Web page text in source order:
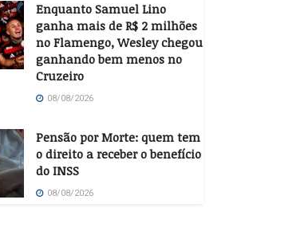
Enquanto Samuel Lino
ganha mais de R$ 2 milhões
no Flamengo, Wesley chegou
ganhando bem menos no
Cruzeiro
08/08/2026
Pensão por Morte: quem tem
o direito a receber o benefício
do INSS
08/08/2026